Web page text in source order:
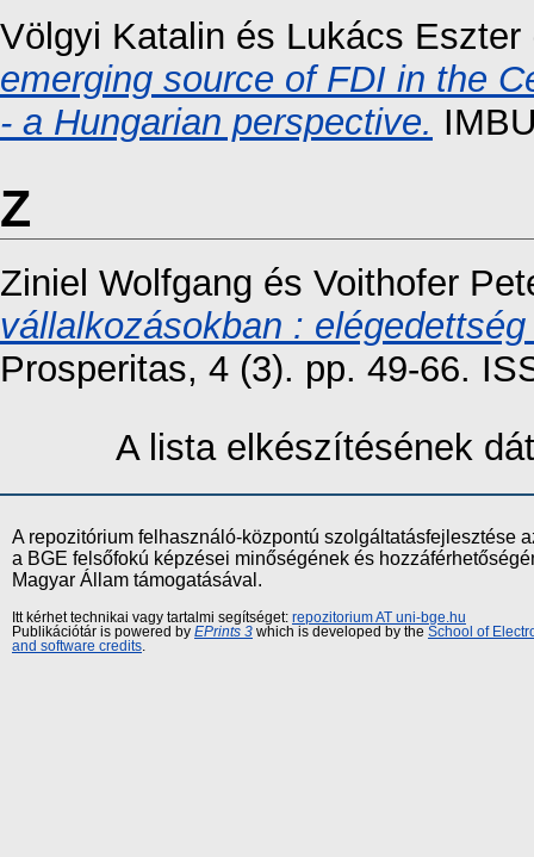
Völgyi Katalin és Lukács Eszter
emerging source of FDI in the
- a Hungarian perspective.
Z
Ziniel Wolfgang és Voithofer
vállalkozásokban :
Prosperitas, 4 (3). pp. 49-66.
A lista elkészítésének
A repozitórium felhasználó-központú szolgáltatásfejlesztése
a BGE felsőfokú képzései minőségének és
Magyar Állam támogatásával.
Itt kérhet technikai vagy tartalmi segítséget: repozitorium AT uni-bge.hu
Publikációtár is powered by EPrints 3 which is developed by the School of
and software credits